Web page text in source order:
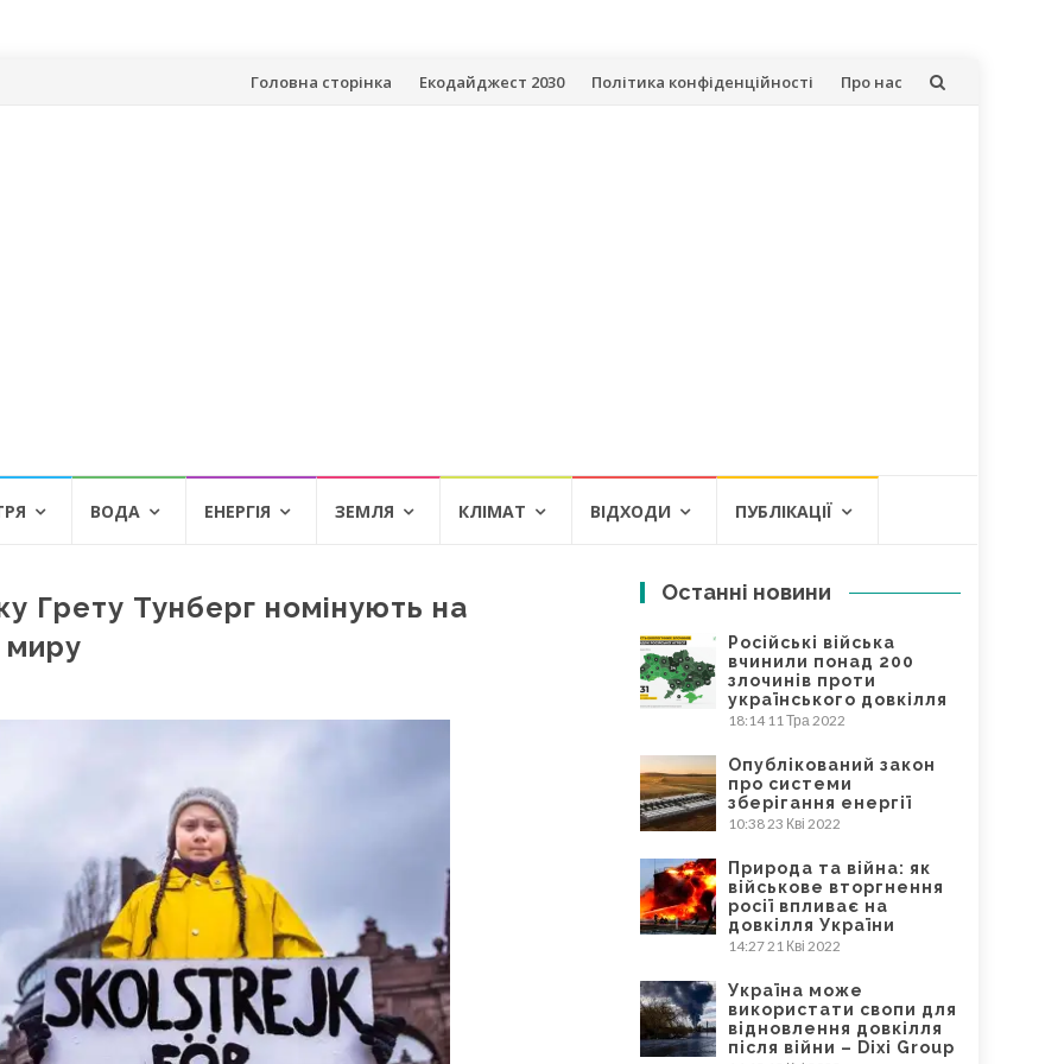
Skip
Головна сторінка Екодайджест 2030 Політика конфіденційності Про нас
ВОДА ЕНЕРГІЯ ЗЕМЛЯ КЛІМАТ ВІДХОДИ ПУБЛІКАЦІЇ
Грету Тунберг номінують на
миру
Останні новини
Російські війська
вчинили понад 200
злочинів проти
українського довкілля
18:14 11 Тра 2022
Опублікований закон
про системи
зберігання енергії
10:3823 Кві 2022
Природа та війна: як
військове вторгнення
росії впливає на
довкілля України
14:2721 Кві 2022
Україна може
використати свопи для
відновлення довкілля
після війни – Dixi Group